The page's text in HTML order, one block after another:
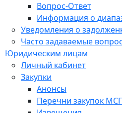
Вопрос-Ответ
Информация о
Уведомления о
Часто задаваемые
Юридическим лицам
Личный кабинет
Закупки
Анонсы
Перечни закупок